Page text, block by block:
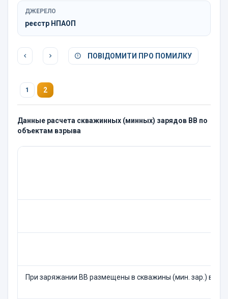
ДЖЕРЕЛО
реєстр НПАОП
ПОВІДОМИТИ ПРО ПОМИЛКУ
1 2
Данные расчета скважинных (минных) зарядов ВВ по
объектам взрыва
При заряжании ВВ размещены в скважины (мин. зар.) в